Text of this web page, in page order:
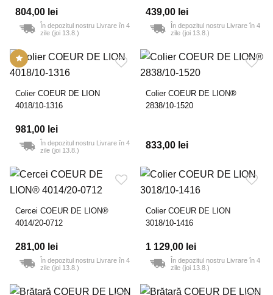
804,00 lei
În depozitul nostru Livrare în 4
zile (joi 13.8.)
439,00 lei
În depozitul nostru Livrare în 4
zile (joi 13.8.)
Colier COEUR DE LION
4018/10-1316
981,00 lei
În depozitul nostru Livrare în 4
zile (joi 13.8.)
Colier COEUR DE LION®
2838/10-1520
833,00 lei
Cercei COEUR DE LION®
4014/20-0712
281,00 lei
În depozitul nostru Livrare în 4
zile (joi 13.8.)
Colier COEUR DE LION
3018/10-1416
1 129,00 lei
În depozitul nostru Livrare în 4
zile (joi 13.8.)